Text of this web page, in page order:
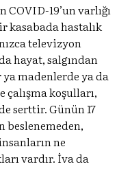
COVID-19’un varlığı
kasabada hastalık
televizyon
hayat, salgından
ya madenlerde ya da
koşulları,
serttir. Günün 17
beslenemeden,
ne
vardır. İva da